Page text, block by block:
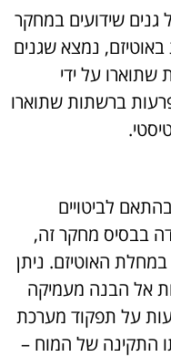
שידועים במחקר
נמצא שגנים
שתוארו על ידי
ברשתות שתוארו
לביטויים
בבסיס מחקר זה,
האוטיזם. ניתן
אל הבנה מעמיקה
על תפקוד מערכת
התקינה של המוח –